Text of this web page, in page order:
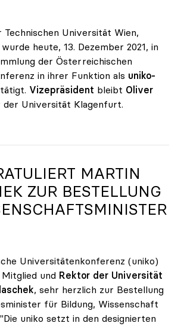
Technischen Universität Wien,
wurde heute, 13. Dezember 2021, in
der Österreichischen
in ihrer Funktion als uniko-
Vizepräsident bleibt Oliver
der Universität Klagenfurt.
uniko-Präsidentin wiedergewählt
MARTIN
ZUR BESTELLUNG
Universitätenkonferenz (uniko)
und Rektor der Universität
, sehr herzlich zur Bestellung
für Bildung, Wissenschaft
uniko setzt in den designierten